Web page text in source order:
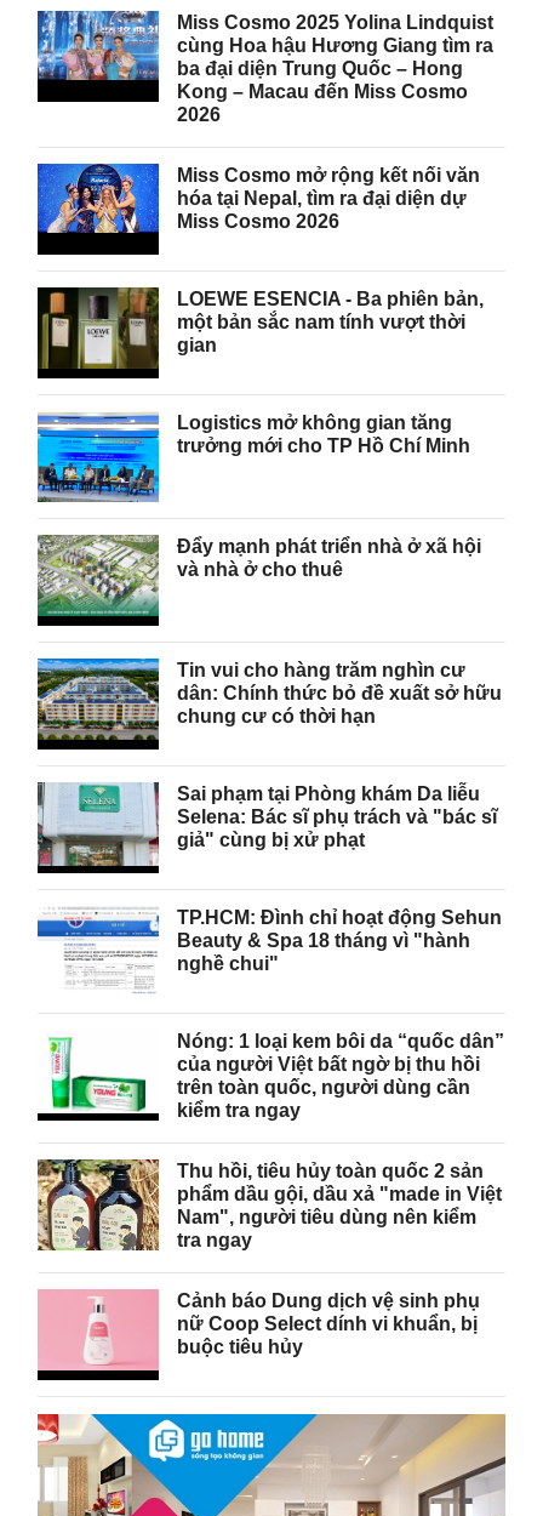
Miss Cosmo 2025 Yolina Lindquist
cùng Hoa hậu Hương Giang tìm ra
ba đại diện Trung Quốc – Hong
Kong – Macau đến Miss Cosmo
2026
Miss Cosmo mở rộng kết nối văn
hóa tại Nepal, tìm ra đại diện dự
Miss Cosmo 2026
LOEWE ESENCIA - Ba phiên bản,
một bản sắc nam tính vượt thời
gian
Logistics mở không gian tăng
trưởng mới cho TP Hồ Chí Minh
Đẩy mạnh phát triển nhà ở xã hội
và nhà ở cho thuê
Tin vui cho hàng trăm nghìn cư
dân: Chính thức bỏ đề xuất sở hữu
chung cư có thời hạn
Sai phạm tại Phòng khám Da liễu
Selena: Bác sĩ phụ trách và "bác sĩ
giả" cùng bị xử phạt
TP.HCM: Đình chỉ hoạt động Sehun
Beauty & Spa 18 tháng vì "hành
nghề chui"
Nóng: 1 loại kem bôi da “quốc dân”
của người Việt bất ngờ bị thu hồi
trên toàn quốc, người dùng cần
kiểm tra ngay
Thu hồi, tiêu hủy toàn quốc 2 sản
phẩm dầu gội, dầu xả "made in Việt
Nam", người tiêu dùng nên kiểm
tra ngay
Cảnh báo Dung dịch vệ sinh phụ
nữ Coop Select dính vi khuẩn, bị
buộc tiêu hủy